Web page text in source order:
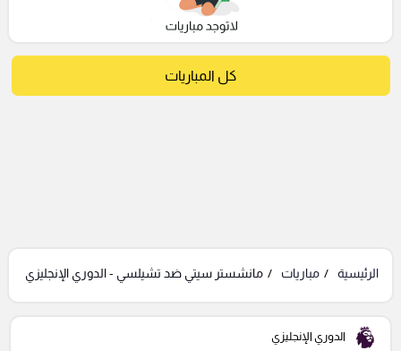
كل المباريات
الرئيسية مباريات مانشستر سيتي ضد تشيلسي - الدوري الإنجليزي
الدوري الإنجليزي